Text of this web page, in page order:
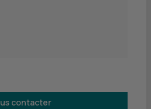
contacter